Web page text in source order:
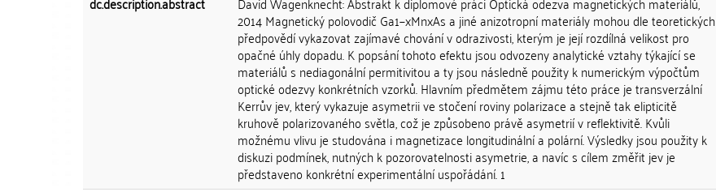
2014 Magnetický polovodič Ga1−xMnxAs a jiné anizotropní materiály mohou dle teoretických
předpovědí vykazovat zajímavé chování v odrazivosti, kterým je její rozdílná velikost pro
opačné úhly dopadu. K popsání tohoto efektu jsou odvozeny analytické vztahy týkající se
materiálů s nediagonální permitivitou a ty jsou následně použity k numerickým výpočtům
optické odezvy konkrétních vzorků. Hlavním předmětem zájmu této práce je transverzální
Kerrův jev, který vykazuje asymetrii ve stočení roviny polarizace a stejně tak elipticitě
kruhově polarizovaného světla, což je způsobeno právě asymetrií v reflektivitě. Kvůli
možnému vlivu je studována i magnetizace longitudinální a polární. Výsledky jsou použity k
diskuzi podmínek, nutných k pozorovatelnosti asymetrie, a navíc s cílem změřit jev je
představeno konkrétní experimentální uspořádání. 1